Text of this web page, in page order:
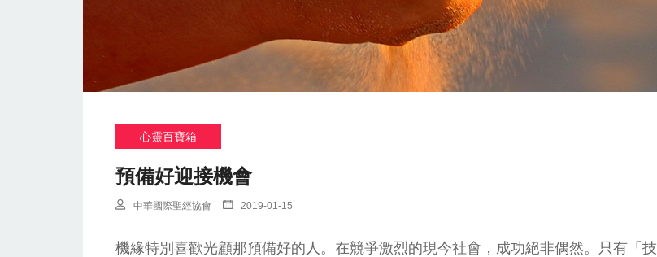
心靈百寶箱
預備好迎接機會
中華國際聖經協會 2019-01-15
機緣特別喜歡光顧那預備好的人。在競爭激烈的現今社會，成功絕非偶然。只有「技